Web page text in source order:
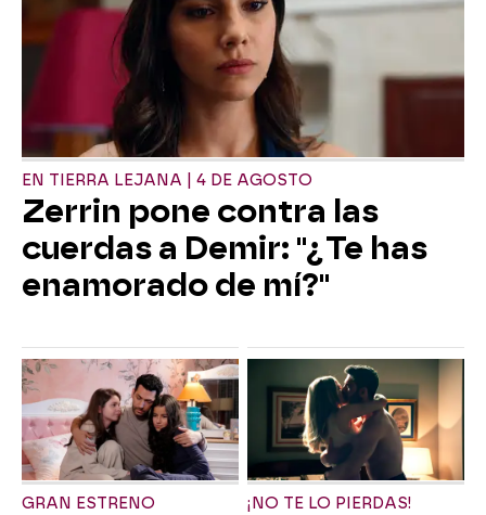
EN TIERRA LEJANA | 4 DE AGOSTO
Zerrin pone contra las
cuerdas a Demir: "¿Te has
enamorado de mí?"
GRAN ESTRENO ¡NO TE LO PIERDAS!